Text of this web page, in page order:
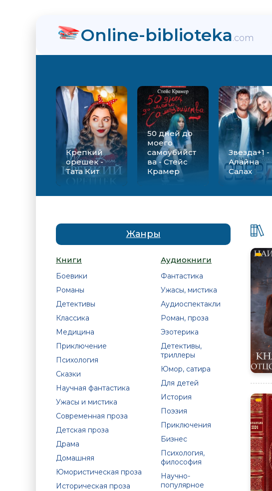
Online-biblioteka.com
Крепкий
орешек -
Тата Кит
50 дней до
моего
самоубийст
ва - Стейс
Крамер
Звезда+1 -
Алайна
Салах
Жанры
Книги
Боевики
Романы
Детективы
Классика
Медицина
Приключение
Психология
Сказки
Научная фантастика
Ужасы и мистика
Современная проза
Детская проза
Драма
Домашняя
Юмористическая проза
Историческая проза
Аудиокниги
Фантастика
Ужасы, мистика
Аудиоспектакли
Роман, проза
Эзотерика
Детективы,
триллеры
Юмор, сатира
Для детей
История
Поэзия
Приключения
Бизнес
Психология,
философия
Научно-
популярное